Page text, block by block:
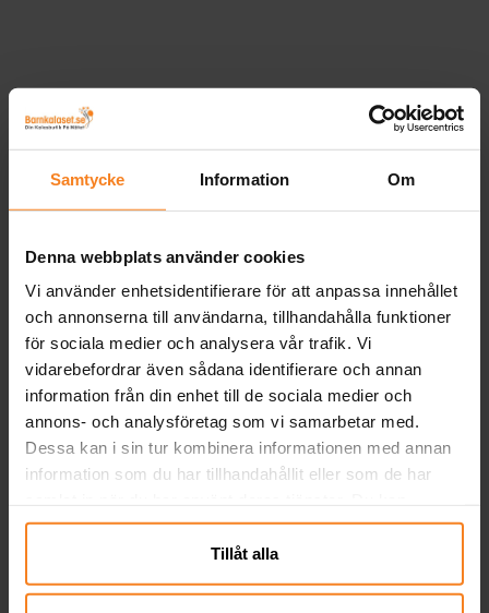
Samtycke Information Om
Denna webbplats använder cookies
Vi använder enhetsidentifierare för att anpassa innehållet
och annonserna till användarna, tillhandahålla funktioner
för sociala medier och analysera vår trafik. Vi
vidarebefordrar även sådana identifierare och annan
information från din enhet till de sociala medier och
annons- och analysföretag som vi samarbetar med.
Dessa kan i sin tur kombinera informationen med annan
information som du har tillhandahållit eller som de har
närsomhelst ändra ditt samtycke.
Tillåt alla